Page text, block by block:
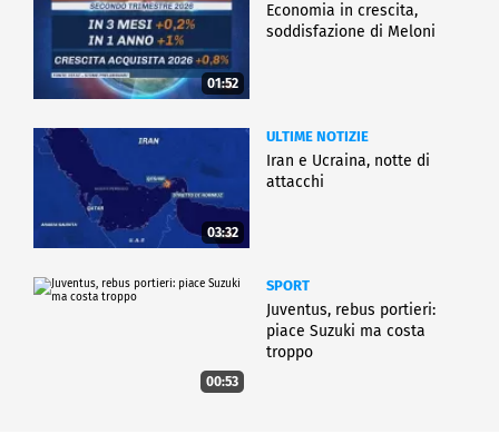
01:52
Economia in crescita,
soddisfazione di Meloni
03:32
ULTIME NOTIZIE
Iran e Ucraina, notte di
attacchi
00:53
SPORT
Juventus, rebus portieri:
piace Suzuki ma costa
troppo